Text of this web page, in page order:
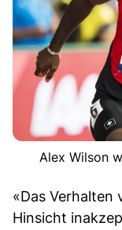
Alex Wilson
«Das Verhalten
Hinsicht